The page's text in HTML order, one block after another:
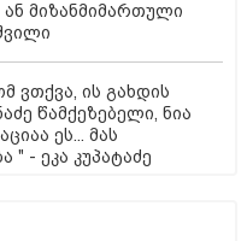
მიზანმიმართული
ვთქვა, ის გახდის
წამქეზებელი, ნია
ეს... მას
" - ეკა კუპატაძე